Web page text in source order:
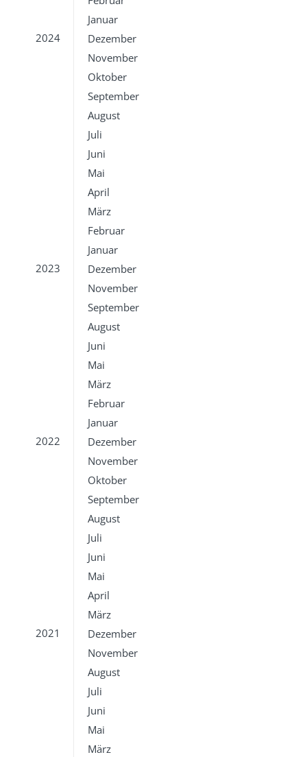
Januar
2024
Dezember
November
Oktober
September
August
Juli
Juni
Mai
April
März
Februar
Januar
2023
Dezember
November
September
August
Juni
Mai
März
Februar
Januar
2022
Dezember
November
Oktober
September
August
Juli
Juni
Mai
April
März
2021
Dezember
November
August
Juli
Juni
Mai
März